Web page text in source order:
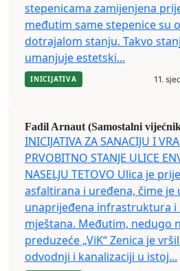
stepenicama zamijenjena
međutim same stepenice su
dotrajalom stanju. Takvo
umanjuje estetski...
INICIJATIVA 11.
Fadil Arnaut (Samostalni
INICIJATIVA ZA SANACIJU I
PRVOBITNO STANJE ULICE
NASELJU TETOVO Ulica je
asfaltirana i uređena, čime je
unaprijeđena infrastruktura i
mještana. Međutim, nedugo
preduzeće „ViK“ Zenica je
odvodnji i kanalizaciji u istoj...